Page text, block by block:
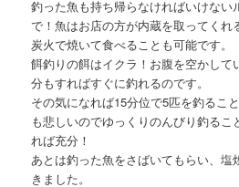
釣った魚も持ち帰らなければいけない
で！魚はお店の方が内蔵を取ってくれ
炭火で焼いて食べることも可能です。
餌釣りの餌はイクラ！お腹を空かして
分もすればすぐに釣れるのです。
その気になれば15分位で5匹を釣るこ
も悲しいのでゆっくりのんびり釣る
れば充分！
あとは釣った魚をさばいてもらい、
きました。